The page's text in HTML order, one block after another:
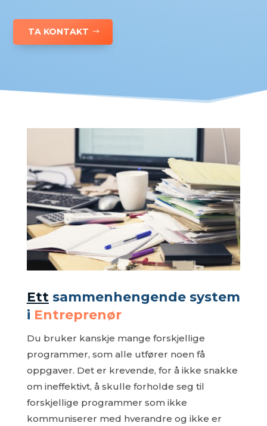
TA KONTAKT
Ettsammenhengende system
i Entreprenør
Du bruker kanskje mange forskjellige
programmer, som alle utfører noen få
oppgaver. Det er krevende, for å ikke snakke
om ineffektivt, å skulle forholde seg til
forskjellige programmer som ikke
kommuniserer med hverandre og ikke er